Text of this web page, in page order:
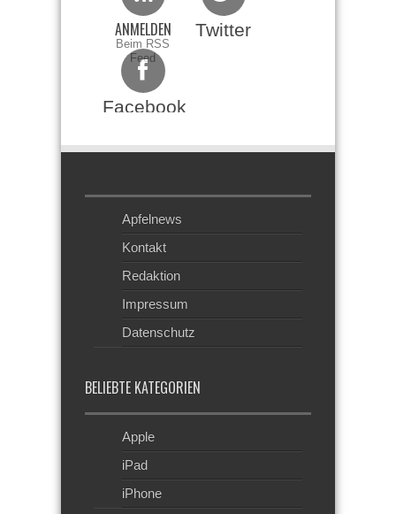
ANMELDEN
Beim RSS
Feed
Twitter
Facebook
Apfelnews
Kontakt
Redaktion
Impressum
Datenschutz
BELIEBTE KATEGORIEN
Apple
iPad
iPhone